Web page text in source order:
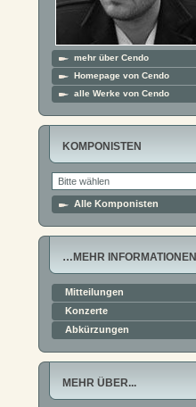
mehr über Cendo
Homepage von Cendo
alle Werke von Cendo
KOMPONISTEN
Alle Komponisten
…MEHR INFORMATIONEN
Mitteilungen
Konzerte
Abkürzungen
MEHR ÜBER...